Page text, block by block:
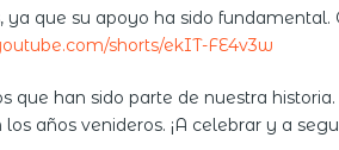
que su apoyo ha sido
shorts/ekIT-FE4v3w
han sido parte de nuestra
años venideros. ¡A celebrar y a